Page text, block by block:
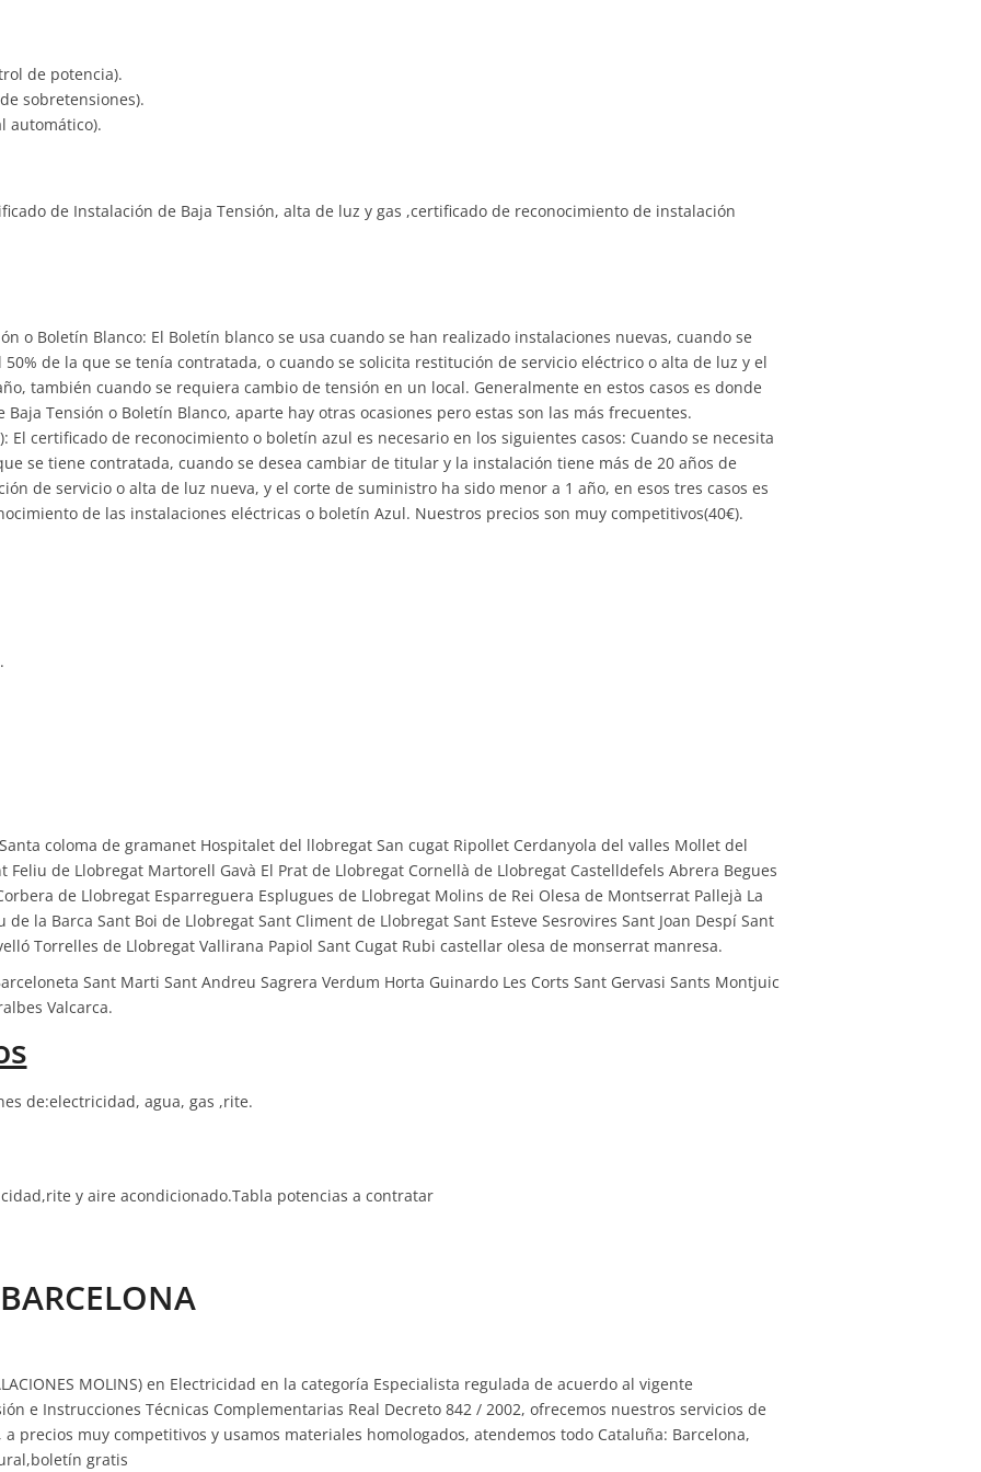
de potencia).
sobretensiones).
automático).
de Instalación de Baja Tensión, alta de luz y gas ,certificado de reconocimiento de instalación
o Boletín Blanco: El Boletín blanco se usa cuando se han realizado instalaciones nuevas, cuando se
de la que se tenía contratada, o cuando se solicita restitución de servicio eléctrico o alta de luz y el
también cuando se requiera cambio de tensión en un local. Generalmente en estos casos es donde
Tensión o Boletín Blanco, aparte hay otras ocasiones pero estas son las más frecuentes.
certificado de reconocimiento o boletín azul es necesario en los siguientes casos: Cuando se necesita
se tiene contratada, cuando se desea cambiar de titular y la instalación tiene más de 20 años de
de servicio o alta de luz nueva, y el corte de suministro ha sido menor a 1 año, en esos tres casos es
de las instalaciones eléctricas o boletín Azul. Nuestros precios son muy competitivos(40€).
coloma de gramanet Hospitalet del llobregat San cugat Ripollet Cerdanyola del valles Mollet del
Feliu de Llobregat Martorell Gavà El Prat de Llobregat Cornellà de Llobregat Castelldefels Abrera Begues
de Llobregat Esparreguera Esplugues de Llobregat Molins de Rei Olesa de Montserrat Pallejà La
la Barca Sant Boi de Llobregat Sant Climent de Llobregat Sant Esteve Sesrovires Sant Joan Despí Sant
Torrelles de Llobregat Vallirana Papiol Sant Cugat Rubi castellar olesa de monserrat manresa.
Sant Marti Sant Andreu Sagrera Verdum Horta Guinardo Les Corts Sant Gervasi Sants Montjuic
Valcarca.
de:electricidad, agua, gas ,rite.
y aire acondicionado.Tabla potencias a contratar
MOLINS) en Electricidad en la categoría Especialista regulada de acuerdo al vigente
e Instrucciones Técnicas Complementarias Real Decreto 842 / 2002, ofrecemos nuestros servicios de
precios muy competitivos y usamos materiales homologados, atendemos todo Cataluña: Barcelona,
gratis